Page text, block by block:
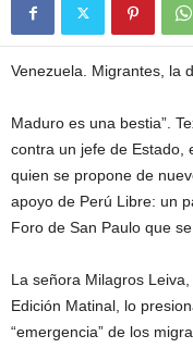
Venezuela. Migrantes, la
Maduro es una bestia”.
contra un jefe de Estado,
quien se propone de
apoyo de Perú Libre: un
Foro de San Paulo que
La señora Milagros
Edición Matinal, lo
“emergencia” de los